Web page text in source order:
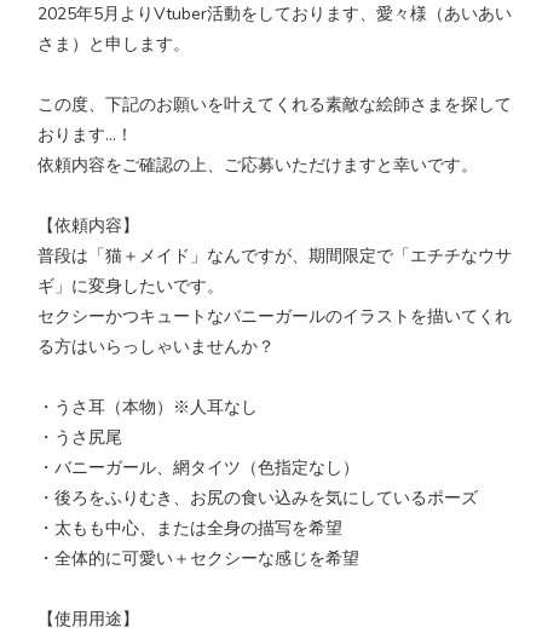
2025年5月よりVtuber活動をしております、愛々様（あいあい
さま）と申します。
この度、下記のお願いを叶えてくれる素敵な絵師さまを探して
おります…！
依頼内容をご確認の上、ご応募いただけますと幸いです。
【依頼内容】
普段は「猫＋メイド」なんですが、期間限定で「エチチなウサ
ギ」に変身したいです。
セクシーかつキュートなバニーガールのイラストを描いてくれ
る方はいらっしゃいませんか？
・うさ耳（本物）※人耳なし
・うさ尻尾
・バニーガール、網タイツ（色指定なし）
・後ろをふりむき、お尻の食い込みを気にしているポーズ
・太もも中心、または全身の描写を希望
・全体的に可愛い＋セクシーな感じを希望
【使用用途】